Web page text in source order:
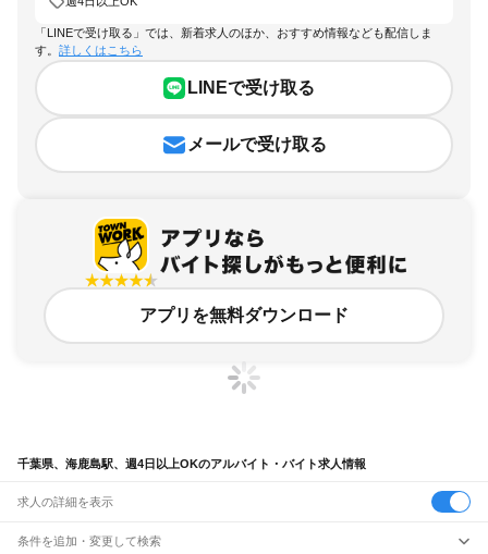
「LINEで受け取る」では、新着求人のほか、おすすめ情報なども配信しま
す。 詳しくはこちら
LINEで受け取る
メールで受け取る
アプリを無料ダウンロード
千葉県、海鹿島駅、週4日以上OKのアルバイト・バイト求人情報
求人の詳細を表示
条件を追加・変更して検索